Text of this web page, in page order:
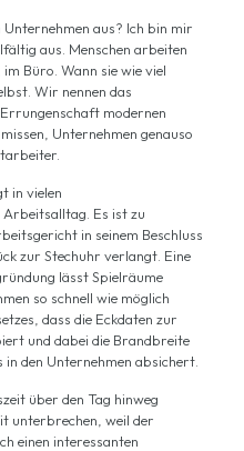
aus? Ich bin mir
aus. Menschen arbeiten
Büro. Wann sie wie viel
Wir nennen das
modernen
Unternehmen genauso
in vielen
Arbeitsalltag. Es ist zu
in seinem Beschluss
zur Stechuhr verlangt. Eine
lässt Spielräume
so schnell wie möglich
dass die Eckdaten zur
und dabei die Brandbreite
den Unternehmen absichert.
über den Tag hinweg
unterbrechen, weil der
einen interessanten